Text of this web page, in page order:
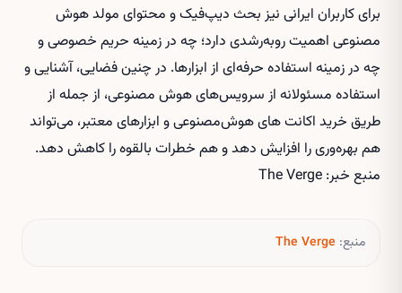
برای کاربران ایرانی نیز بحث دیپ‌فیک و محتوای مولد هوش
مصنوعی اهمیت رو‌به‌رشدی دارد؛ چه در زمینه حریم خصوصی و
چه در زمینه استفاده حرفه‌ای از ابزارها. در چنین فضایی، آشنایی و
استفاده مسئولانه از سرویس‌های هوش مصنوعی، از جمله از
طریق خرید اکانت های هوش‌مصنوعیو ابزارهای معتبر، می‌تواند
هم بهره‌وری را افزایش دهد و هم خطرات بالقوه را کاهش دهد.
منبع خبر: The Verge
منبع: The Verge